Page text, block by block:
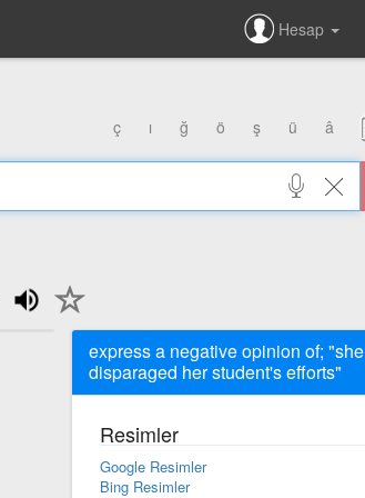
Hesap
ç ı ğ ö ş ü â
express a negative opinion of; "she
disparaged her student's efforts"
Resimler
Google Resimler
Bing Resimler